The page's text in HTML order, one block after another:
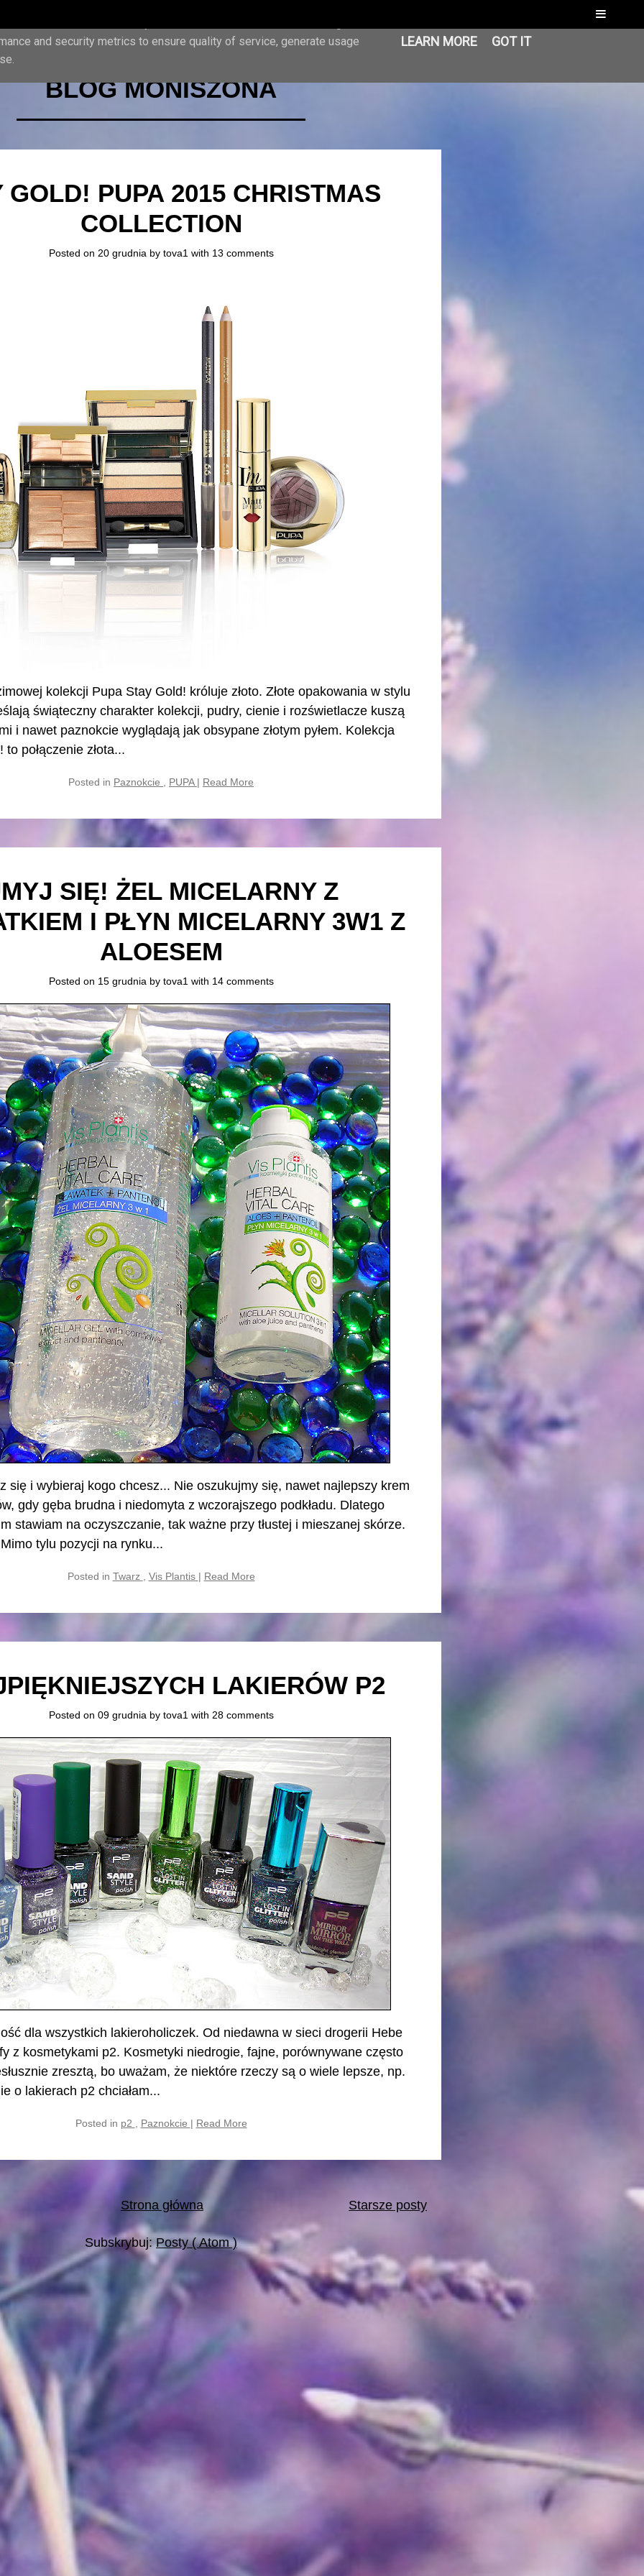
Menu
BLOG MONISZONA
GOLD! PUPA 2015 CHRISTMAS
COLLECTION
Posted on 20 grudnia by tova1 with 13 comments
kolekcji Pupa Stay Gold! króluje złoto. Złote opakowania w stylu
świąteczny charakter kolekcji, pudry, cienie i rozświetlacze kuszą
i nawet paznokcie wyglądają jak obsypane złotym pyłem. Kolekcja
połączenie złota...
Posted in Paznokcie PUPA | Read More
SIĘ! ŻEL MICELARNY Z
I PŁYN MICELARNY 3W1 Z
ALOESEM
Posted on 15 grudnia by tova1 with 14 comments
się i wybieraj kogo chcesz... Nie oszukujmy się, nawet najlepszy krem
gdy gęba brudna i niedomyta z wczorajszego podkładu. Dlatego
stawiam na oczyszczanie, tak ważne przy tłustej i mieszanej skórze.
tylu pozycji na rynku...
Posted in Twarz Vis Plantis | Read More
LAKIERÓW P2
Posted on 09 grudnia by tova1 with 28 comments
dla wszystkich lakieroholiczek. Od niedawna w sieci drogerii Hebe
z kosmetykami p2. Kosmetyki niedrogie, fajne, porównywane często
zresztą, bo uważam, że niektóre rzeczy są o wiele lepsze, np.
o lakierach p2 chciałam...
Posted in p2 Paznokcie | Read More
Starsze posty
Strona główna
Subskrybuj:Posty ( Atom )
and security metrics to ensure quality of service, generate usage
LEARN MORE GOT IT